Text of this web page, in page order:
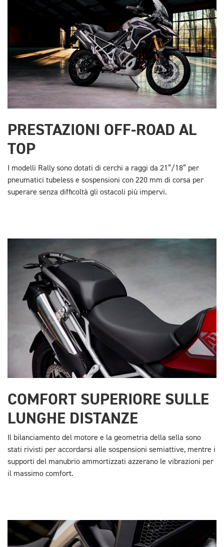
PRESTAZIONI OFF-ROAD AL
TOP
I modelli Rally sono dotati di cerchi a raggi da 21”/18” per
pneumatici tubeless e sospensioni con 220 mm di corsa per
superare senza difficoltà gli ostacoli più impervi.
COMFORT SUPERIORE SULLE
LUNGHE DISTANZE
Il bilanciamento del motore e la geometria della sella sono
stati rivisti per accordarsi alle sospensioni semiattive, mentre i
supporti del manubrio ammortizzati azzerano le vibrazioni per
il massimo comfort.